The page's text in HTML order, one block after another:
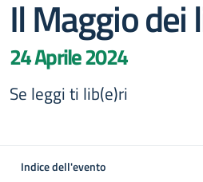
Il Maggio dei
24 Aprile 2024
Se leggi ti lib(e)ri
Indice dell'evento